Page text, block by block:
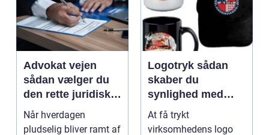
Advokat vejen
sådan vælger du
den rette juridiske
hjælp lokalt
Når hverdagen
pludselig bliver ramt af
Logotryk sådan
skaber du
synlighed med
simple midler
At få trykt
virksomhedens logo